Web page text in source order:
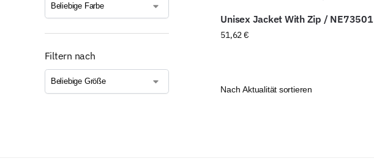
Unisex Jacket With Zip / NE73501
51,62€
Filtern nach